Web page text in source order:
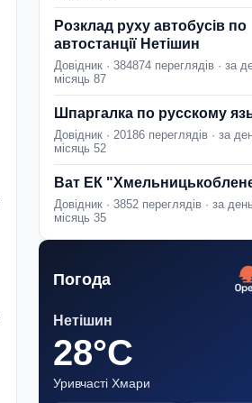
Розклад руху автобусів по
автостанції Нетішин
Довідник · 384874 переглядів · за
місяць 87
Шпаргалка по русскому
Довідник · 20186 переглядів · за
місяць 52
Ват ЕК
Довідник · 3852 переглядів · за
місяць 35
Погода
Нетішин
28°C
Уривчасті Хмари